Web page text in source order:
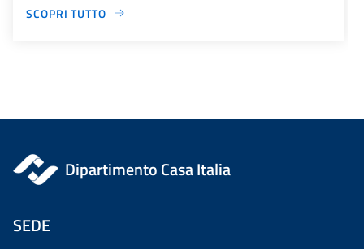
SCOPRI TUTTO
Dipartimento Casa Italia
SEDE